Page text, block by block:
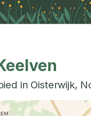
in Oisterwijk,